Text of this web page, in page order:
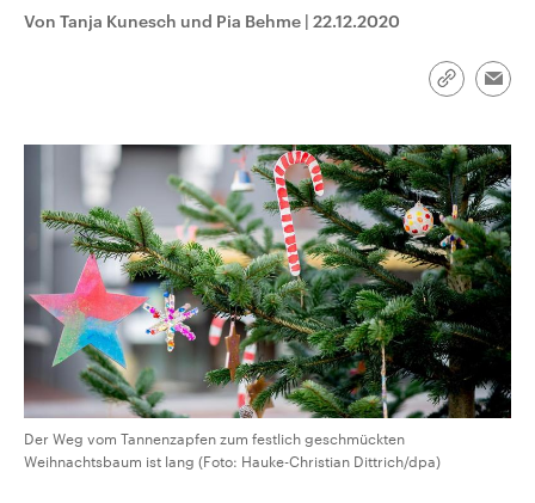
aktuelle Weltgeschehen.
Diese wird wie die
Audio-Archiv
Von Tanja Kunesch und Pia Behme | 22.12.2020
Link
Der Weg vom Tannenzapfen zum festlich geschmückten
Weihnachtsbaum ist lang (Foto: Hauke-Christian Dittrich/dpa)